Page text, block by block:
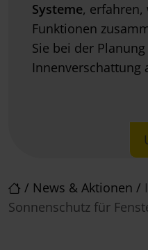
/ News & Aktionen /
Sonnenschutz für
Systeme, erfahren,
Funktionen
Sie bei der
Innenverschattung